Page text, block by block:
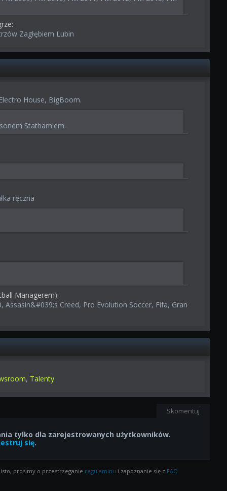
Zagłębiem Lubin
House, BigBoom.
Statham'em.
ręczna
Managerem):
Assasin&#039;s Creed, Pro Evolution Soccer, Fifa, Gran
, Talenty
Skomentuj
tylko dla zarejestrowanych użytkowników.
się.
prosimy o przestrzeganie regulaminu i zapoznanie się z FAQ